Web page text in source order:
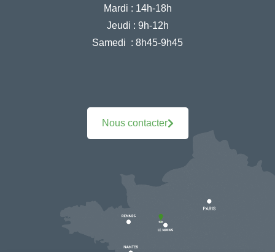
Mardi : 14h-18h
Jeudi : 9h-12h
Samedi : 8h45-9h45
Nous contacter